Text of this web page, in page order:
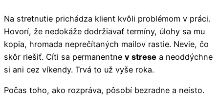
Na stretnutie prichádza klient kvôli problémom v práci.
Hovorí, že nedokáže dodržiavať termíny, úlohy sa mu
kopia, hromada neprečítaných mailov rastie. Nevie, čo
skôr riešiť. Cíti sa permanentne v strese a neoddýchne
si ani cez víkendy. Trvá to už vyše roka.
Počas toho, ako rozpráva, pôsobí bezradne a neisto.